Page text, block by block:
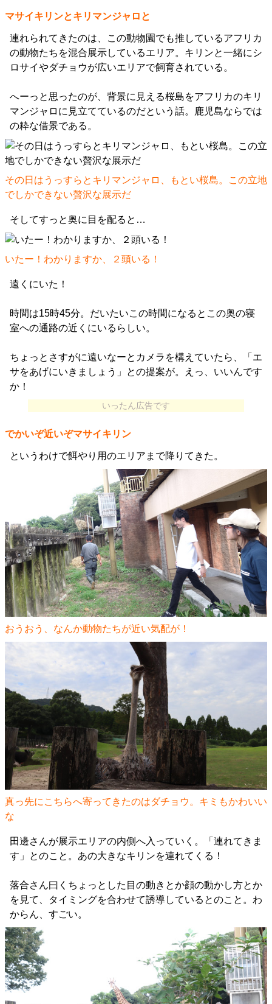
マサイキリンとキリマンジャロと
連れられてきたのは、この動物園でも推しているアフリカ
の動物たちを混合展示しているエリア。キリンと一緒にシ
ロサイやダチョウが広いエリアで飼育されている。
へーっと思ったのが、背景に見える桜島をアフリカのキリ
マンジャロに見立てているのだという話。鹿児島ならでは
の粋な借景である。
その日はうっすらとキリマンジャロ、もとい桜島。この立地
でしかできない贅沢な展示だ
そしてすっと奥に目を配ると…
いたー！わかりますか、２頭いる！
遠くにいた！
時間は15時45分。だいたいこの時間になるとこの奥の寝
室への通路の近くにいるらしい。
ちょっとさすがに遠いなーとカメラを構えていたら、「エ
サをあげにいきましょう」との提案が。えっ、いいんです
か！
いったん広告です
でかいぞ近いぞマサイキリン
というわけで餌やり用のエリアまで降りてきた。
おうおう、なんか動物たちが近い気配が！
真っ先にこちらへ寄ってきたのはダチョウ。キミもかわいい
な
田邊さんが展示エリアの内側へ入っていく。「連れてきま
す」とのこと。あの大きなキリンを連れてくる！
落合さん曰くちょっとした目の動きとか顔の動かし方とか
を見て、タイミングを合わせて誘導しているとのこと。わ
からん、すごい。